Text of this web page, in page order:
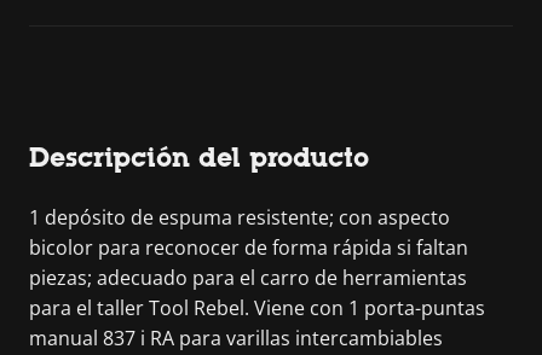
Descripción del producto
1 depósito de espuma resistente; con aspecto
bicolor para reconocer de forma rápida si faltan
piezas; adecuado para el carro de herramientas
para el taller Tool Rebel. Viene con 1 porta-puntas
manual 837 i RA para varillas intercambiables